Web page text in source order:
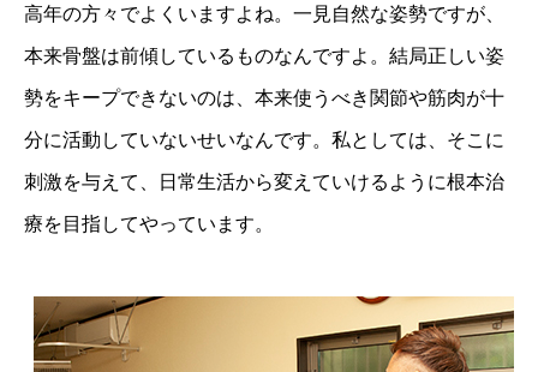
高年の方々でよくいますよね。一見自然な姿勢ですが、
本来骨盤は前傾しているものなんですよ。結局正しい姿
勢をキープできないのは、本来使うべき関節や筋肉が十
分に活動していないせいなんです。私としては、そこに
刺激を与えて、日常生活から変えていけるように根本治
療を目指してやっています。